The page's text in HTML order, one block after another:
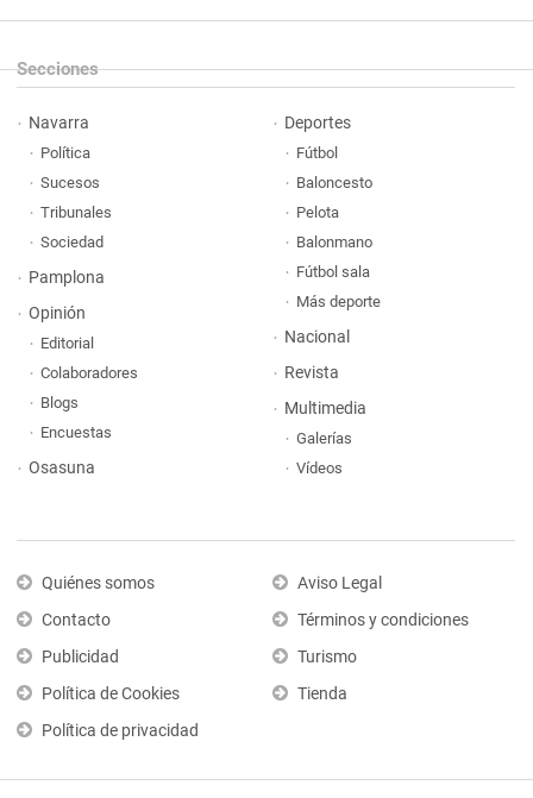
Secciones
Navarra
Política
Sucesos
Tribunales
Sociedad
Pamplona
Opinión
Editorial
Colaboradores
Blogs
Encuestas
Osasuna
Deportes
Fútbol
Baloncesto
Pelota
Balonmano
Fútbol sala
Más deporte
Nacional
Revista
Multimedia
Galerías
Vídeos
Quiénes somos
Contacto
Publicidad
Política de Cookies
Política de privacidad
Aviso Legal
Términos y condiciones
Turismo
Tienda